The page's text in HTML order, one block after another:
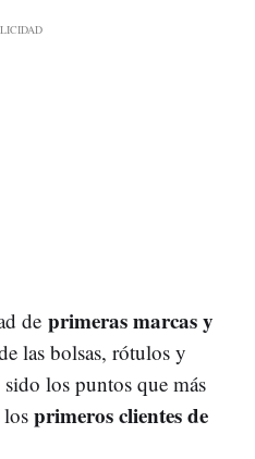
de primeras marcas y
las bolsas, rótulos y
los puntos que más
primeros clientes de